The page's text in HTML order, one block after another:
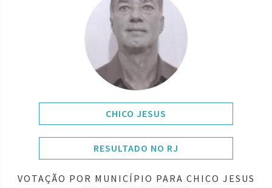
CHICO JESUS
RESULTADO NO RJ
VOTAÇÃO POR MUNICÍPIO PARA CHICO JESUS